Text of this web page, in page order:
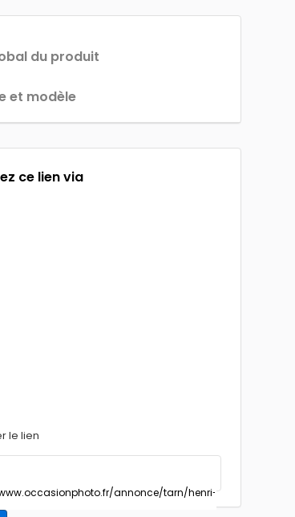
du produit
et modèle
ce lien via
le lien